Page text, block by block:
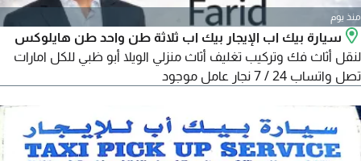
منذ يوم
سيارة بيك اب الإيجار بيك اب ثلاثة طن واحد طن هايلوكس
لنقل أثاث فك وتركيب تغليف أثاث منزلي الويلا أبو ظبي للكل امارات
تصل واتساب 24 / 7 نجار عامل موجود